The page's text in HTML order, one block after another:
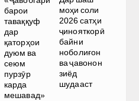
барои
таваққуф
дар
қаторҳои
дуюм ва
сеюм
пурзӯр
карда
мешавад»
моҳи соли
2026 сатҳи
ҷинояткорӣ
байни
ноболиғон
ва ҷавонон
зиёд
шудааст